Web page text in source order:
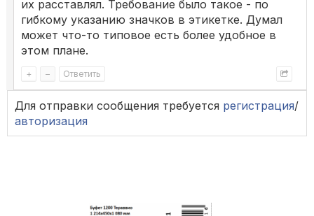
их расставлял. Требование было такое - по
гибкому указанию значков в этикетке. Думал
может что-то типовое есть более удобное в
этом плане.
+ – Ответить
Для отправки сообщения требуется регистрация/
авторизация